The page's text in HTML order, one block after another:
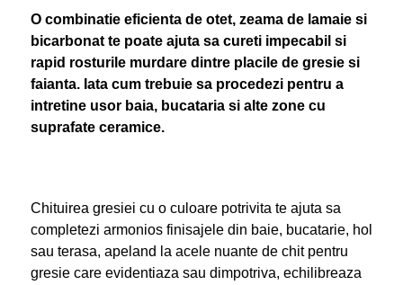
O combinatie eficienta de otet, zeama de lamaie si
bicarbonat te poate ajuta sa cureti impecabil si
rapid rosturile murdare dintre placile de gresie si
faianta. Iata cum trebuie sa procedezi pentru a
intretine usor baia, bucataria si alte zone cu
suprafate ceramice.
Chituirea gresiei cu o culoare potrivita te ajuta sa
completezi armonios finisajele din baie, bucatarie, hol
sau terasa, apeland la acele nuante de chit pentru
gresie care evidentiaza sau dimpotriva, echilibreaza